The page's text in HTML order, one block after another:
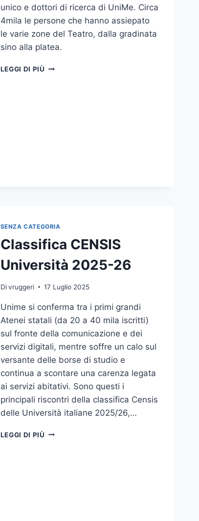
unico e dottori di ricerca di UniMe. Circa
4mila le persone che hanno assiepato
le varie zone del Teatro, dalla gradinata
sino alla platea.
LEGGI DI PIÙ “ABBRACCIATE
SENZA CATEGORIA
Classifica CENSIS
Università 2025-26
Di vruggeri 17 Luglio 2025
Unime si conferma tra i primi grandi
Atenei statali (da 20 a 40 mila iscritti)
sul fronte della comunicazione e dei
servizi digitali, mentre soffre un calo sul
versante delle borse di studio e
continua a scontare una carenza legata
ai servizi abitativi. Sono questi i
principali riscontri della classifica Censis
delle Università italiane 2025/26,…
LEGGI DI PIÙ CLASSIFICA